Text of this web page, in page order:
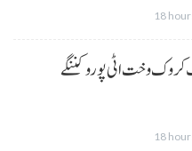
18
کروک وخت اٹی پورو کننگے
18